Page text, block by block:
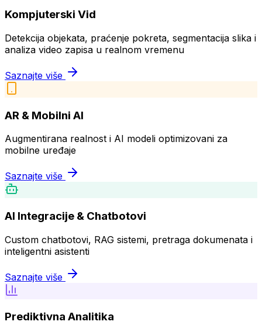
Kompjuterski Vid
Detekcija objekata, praćenje pokreta, segmentacija slika i
analiza video zapisa u realnom vremenu
Saznajte više
AR & Mobilni AI
Augmentirana realnost i AI modeli optimizovani za
mobilne uređaje
Saznajte više
AI Integracije & Chatbotovi
Custom chatbotovi, RAG sistemi, pretraga dokumenata i
inteligentni asistenti
Saznajte više
Prediktivna Analitika